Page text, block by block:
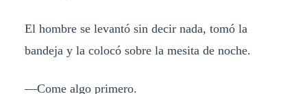
El hombre se levantó sin decir nada, tomó la
bandeja y la colocó sobre la mesita de noche.
—Come algo primero.